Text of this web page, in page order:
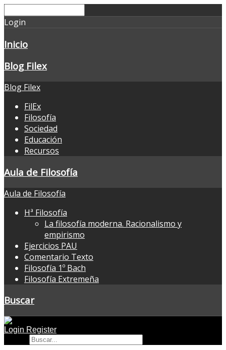
Login
Inicio
Blog Filex
Blog Filex
FilEx
Filosofía
Sociedad
Educación
Recursos
Aula de Filosofía
Aula de Filosofía
Hª Filosofía
La filosofía moderna. Racionalismo y
empirismo
Ejercicios PAU
Comentario Texto
Filosofía 1º Bach
Filosofía Extremeña
Buscar
Login Register